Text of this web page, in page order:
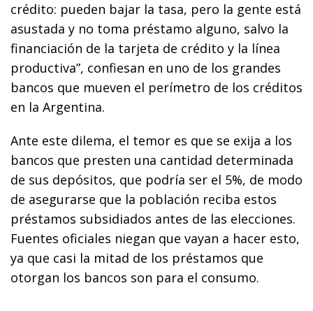
crédito: pueden bajar la tasa, pero la gente está
asustada y no toma préstamo alguno, salvo la
financiación de la tarjeta de crédito y la línea
productiva”, confiesan en uno de los grandes
bancos que mueven el perímetro de los créditos
en la Argentina.
Ante este dilema, el temor es que se exija a los
bancos que presten una cantidad determinada
de sus depósitos, que podría ser el 5%, de modo
de asegurarse que la población reciba estos
préstamos subsidiados antes de las elecciones.
Fuentes oficiales niegan que vayan a hacer esto,
ya que casi la mitad de los préstamos que
otorgan los bancos son para el consumo.